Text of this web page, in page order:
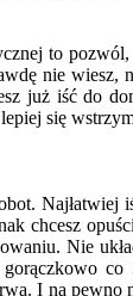
to pozwól,
nie wiesz,
już iść do
się
Najłatwiej
chcesz
Nie
gorączkowo
I na pewno